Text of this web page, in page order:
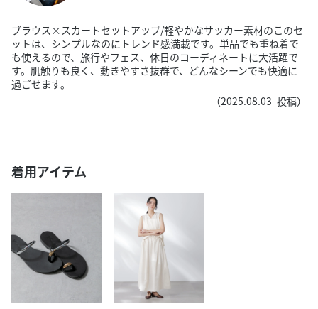
ブラウス×スカートセットアップ/軽やかなサッカー素材のこのセ
ットは、シンプルなのにトレンド感満載です。単品でも重ね着で
も使えるので、旅行やフェス、休日のコーディネートに大活躍で
す。肌触りも良く、動きやすさ抜群で、どんなシーンでも快適に
過ごせます。
（2025.08.03 投稿）
着用アイテム